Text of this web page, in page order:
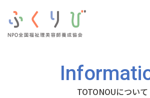
TOTONOUについて